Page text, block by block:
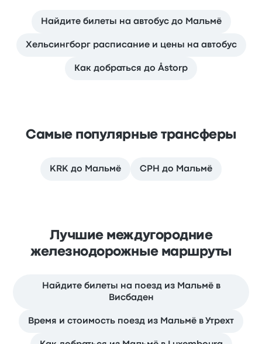
Найдите билеты на автобус до Мальмё
Хельсингборг расписание и цены на автобус
Как добраться до Åstorp
Самые популярные трансферы
KRK до Мальмё CPH до Мальмё
Лучшие междугородние
железнодорожные маршруты
Найдите билеты на поезд из Мальмё в
Висбаден
Время и стоимость поезд из Мальмё в Утрехт